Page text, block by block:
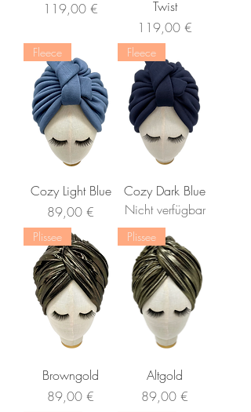
Preis
119,00 €
Twist
Preis
119,00 €
Fleece
Cozy Light Blue
Preis
89,00 €
Fleece
Cozy Dark Blue
Nicht verfügbar
Plissee
Browngold
Preis
89,00 €
Plissee
Altgold
Preis
89,00 €